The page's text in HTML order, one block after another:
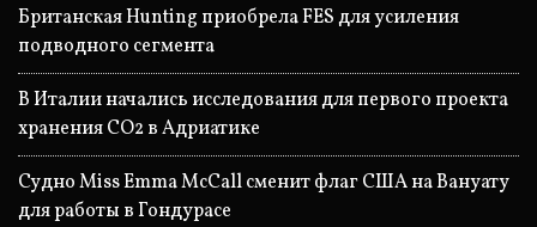
Британская Hunting приобрела FES для усиления
подводного сегмента
В Италии начались исследования для первого проекта
хранения CO2 в Адриатике
Судно Miss Emma McCall сменит флаг США на Вануату
для работы в Гондурасе